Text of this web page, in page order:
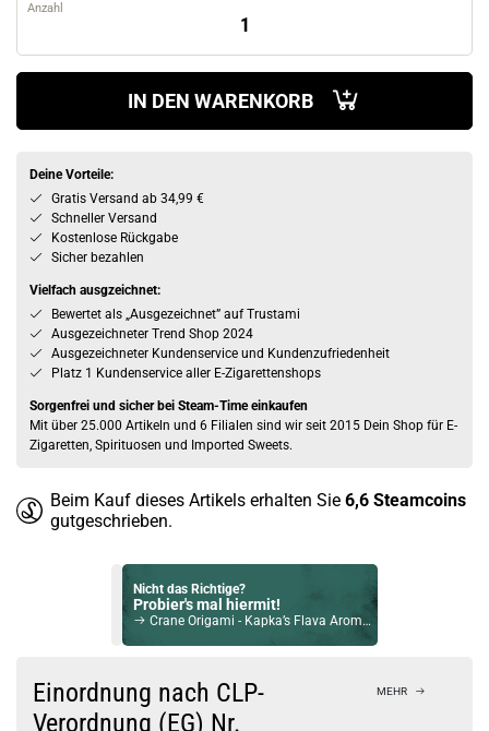
Anzahl
IN DEN WARENKORB
Deine Vorteile:
Gratis Versand ab 34,99 €
Schneller Versand
Kostenlose Rückgabe
Sicher bezahlen
Vielfach ausgzeichnet:
Bewertet als „Ausgezeichnet” auf Trustami
Ausgezeichneter Trend Shop 2024
Ausgezeichneter Kundenservice und Kundenzufriedenheit
Platz 1 Kundenservice aller E-Zigarettenshops
Sorgenfrei und sicher bei Steam-Time einkaufen
Mit über 25.000 Artikeln und 6 Filialen sind wir seit 2015 Dein Shop für E-
Zigaretten, Spirituosen und Imported Sweets.
Beim Kauf dieses Artikels erhalten Sie 6,6 Steamcoins
gutgeschrieben.
Nicht das Richtige?
Probier's mal hiermit!
Crane Origami - Kapka’s Flava Aroma Longfill 10ml
Check das mal!
Bubblegum 10ml Longfill Aroma by IVG
Einordnung nach CLP-
Verordnung (EG) Nr.
MEHR